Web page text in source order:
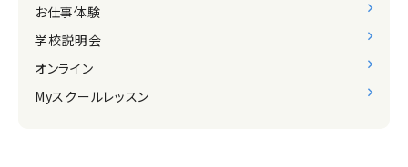
お仕事体験
学校説明会
オンライン
Myスクールレッスン